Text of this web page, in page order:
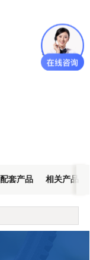
咨询
配套产品 相关产品